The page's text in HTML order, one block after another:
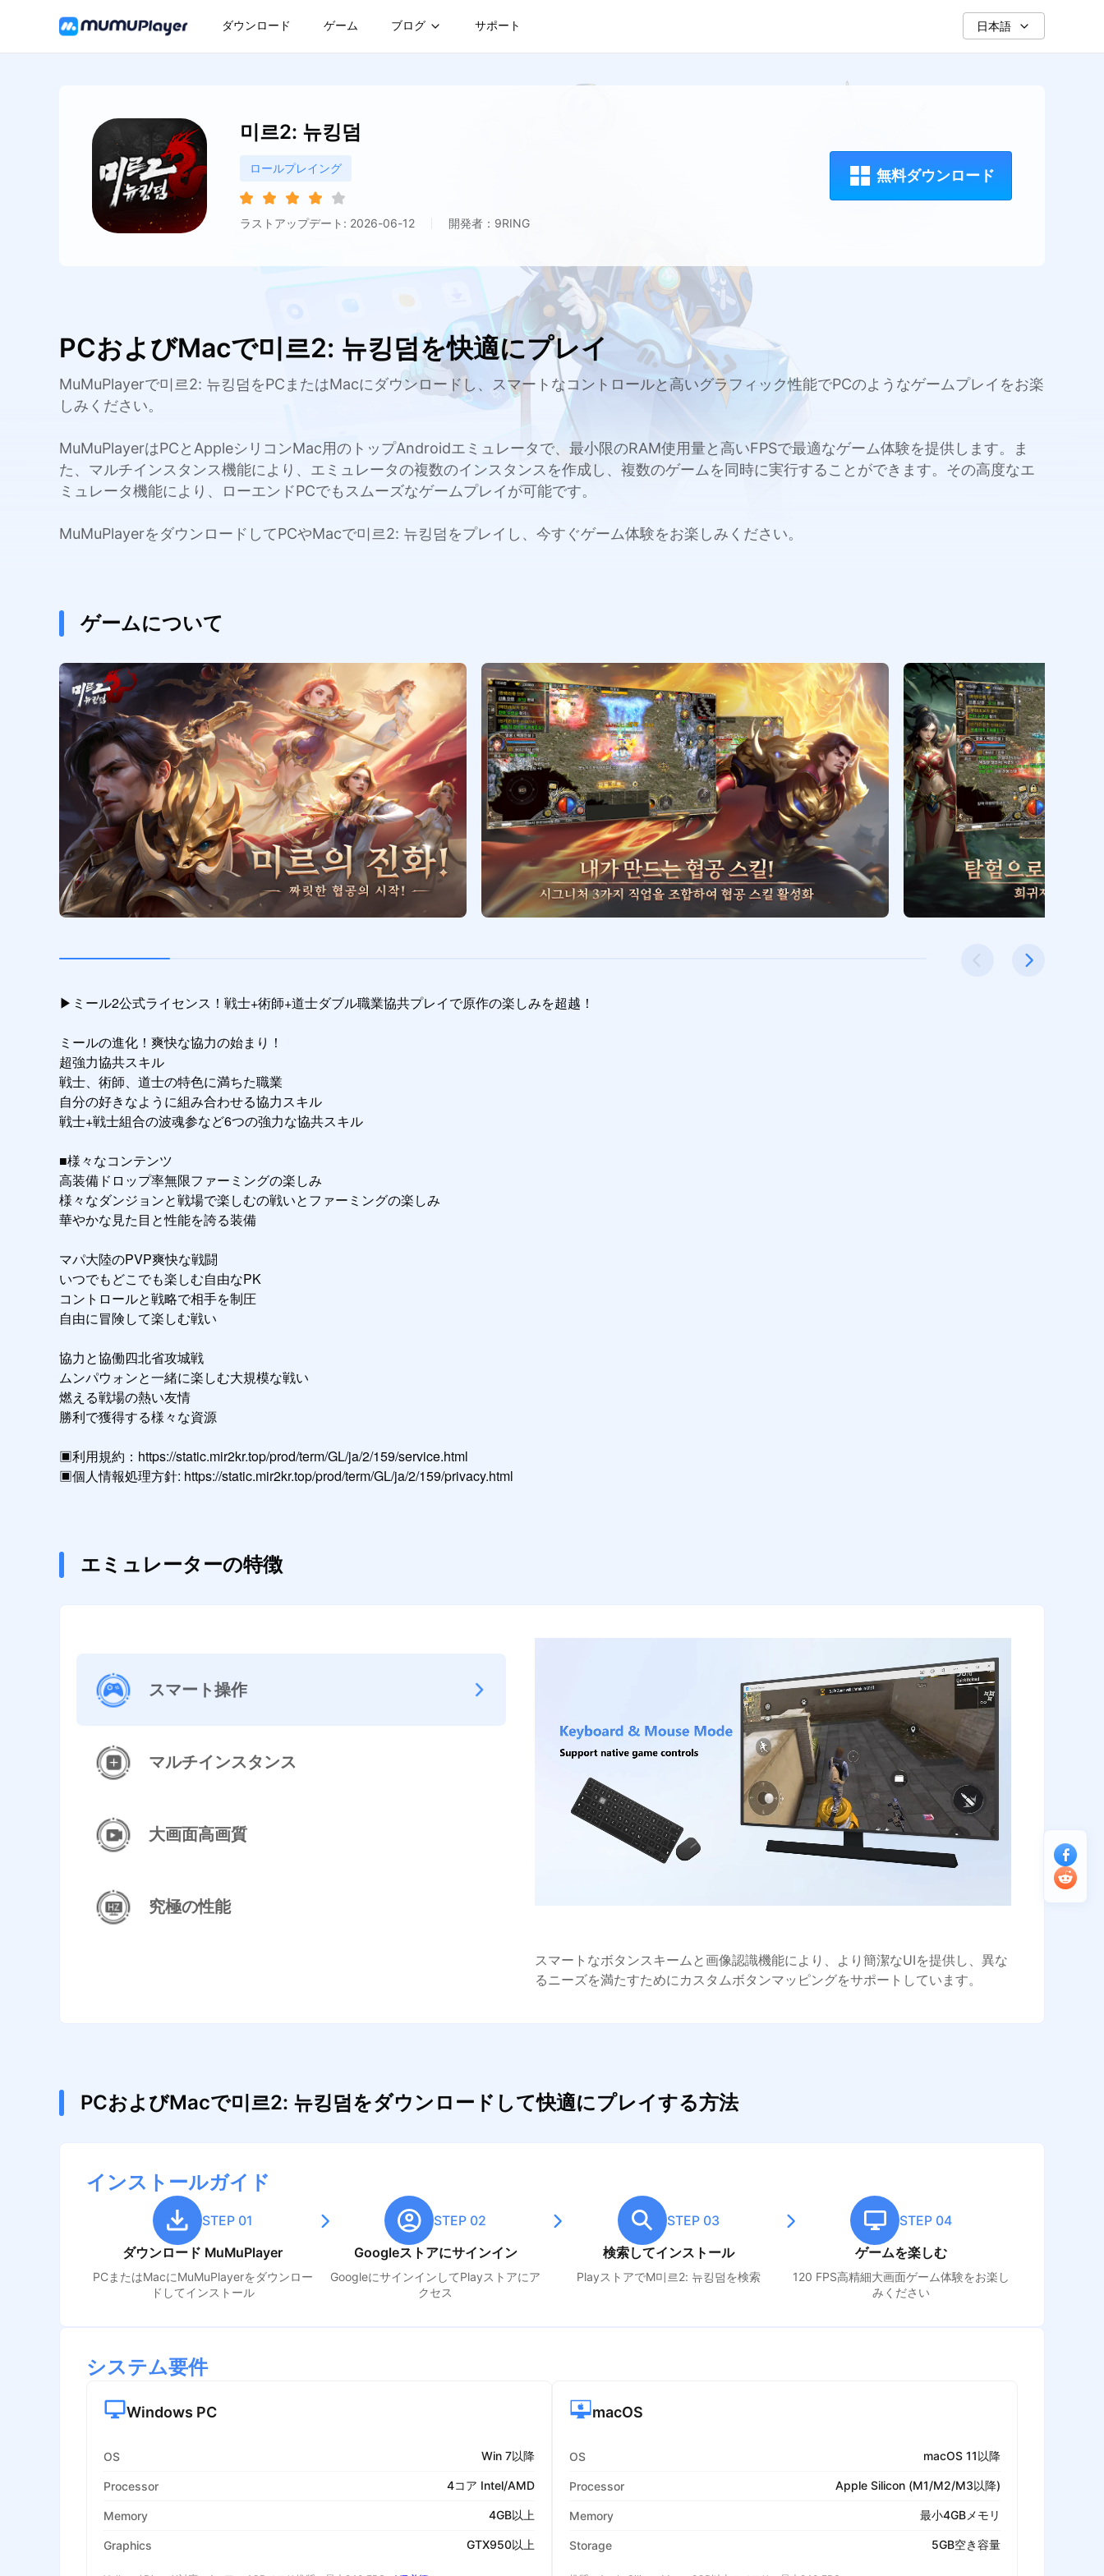
ダウンロード ゲーム ブログ サポート 日本語
미르2: 뉴킹덤
ロールプレイング
ラストアップデート: 2026-06-12 開発者：9RING
無料ダウンロード
PCおよびMacで미르2: 뉴킹덤を快適にプレイ
MuMuPlayerで미르2: 뉴킹덤をPCまたはMacにダウンロードし、スマートなコントロールと高いグラフィック性能でPCのようなゲームプレイをお楽
しみください。
MuMuPlayerはPCとAppleシリコンMac用のトップAndroidエミュレータで、最小限のRAM使用量と高いFPSで最適なゲーム体験を提供します。ま
た、マルチインスタンス機能により、エミュレータの複数のインスタンスを作成し、複数のゲームを同時に実行することができます。その高度なエ
ミュレータ機能により、ローエンドPCでもスムーズなゲームプレイが可能です。
MuMuPlayerをダウンロードしてPCやMacで미르2: 뉴킹덤をプレイし、今すぐゲーム体験をお楽しみください。
ゲームについて
▶ミール2公式ライセンス！戦士+術師+道士ダブル職業協共プレイで原作の楽しみを超越！
ミールの進化！爽快な協力の始まり！
超強力協共スキル
戦士、術師、道士の特色に満ちた職業
自分の好きなように組み合わせる協力スキル
戦士+戦士組合の波魂参など6つの強力な協共スキル
■様々なコンテンツ
高装備ドロップ率無限ファーミングの楽しみ
様々なダンジョンと戦場で楽しむの戦いとファーミングの楽しみ
華やかな見た目と性能を誇る装備
マパ大陸のPVP爽快な戦闘
いつでもどこでも楽しむ自由なPK
コントロールと戦略で相手を制圧
自由に冒険して楽しむ戦い
協力と協働四北省攻城戦
ムンパウォンと一緒に楽しむ大規模な戦い
燃える戦場の熱い友情
勝利で獲得する様々な資源
▣利用規約：https://static.mir2kr.top/prod/term/GL/ja/2/159/service.html
▣個人情報処理方針: https://static.mir2kr.top/prod/term/GL/ja/2/159/privacy.html
エミュレーターの特徴
スマート操作
マルチインスタンス
大画面高画質
究極の性能
スマートなボタンスキームと画像認識機能により、より簡潔なUIを提供し、異な
るニーズを満たすためにカスタムボタンマッピングをサポートしています。
PCおよびMacで미르2: 뉴킹덤をダウンロードして快適にプレイする方法
インストールガイド
STEP 01
ダウンロード MuMuPlayer
PCまたはMacにMuMuPlayerをダウンロー
ドしてインストール
STEP 02
Googleストアにサインイン
GoogleにサインインしてPlayストアにア
クセス
STEP 03
検索してインストール
PlayストアでM미르2: 뉴킹덤を検索
STEP 04
ゲームを楽しむ
120 FPS高精細大画面ゲーム体験をお楽し
みください
システム要件
Windows PC
OS Win 7以降
Processor 4コア Intel/AMD
Memory 4GB以上
Graphics GTX950以上
macOS
OS macOS 11以降
Processor Apple Silicon (M1/M2/M3以降)
Memory 最小4GBメモリ
Storage 5GB空き容量